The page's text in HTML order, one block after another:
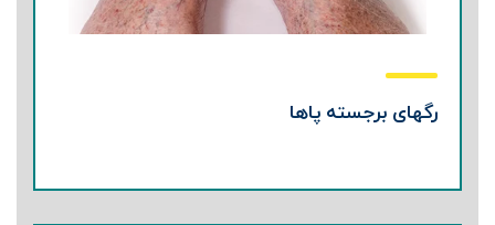
رگهای برجسته پاها